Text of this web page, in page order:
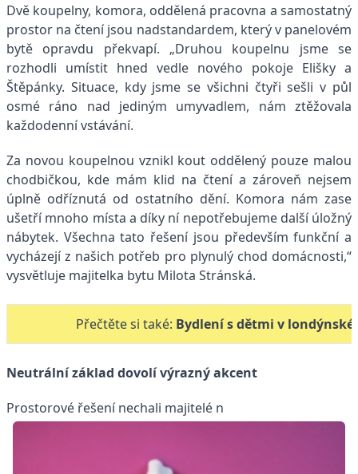
Dvě koupelny, komora, oddělená pracovna a samostatný
prostor na čtení jsou nadstandardem, který v panelovém
bytě opravdu překvapí. „Druhou koupelnu jsme se
rozhodli umístit hned vedle nového pokoje Elišky a
Štěpánky. Situace, kdy jsme se všichni čtyři sešli v půl
osmé ráno nad jediným umyvadlem, nám ztěžovala
každodenní vstávání.
Za novou koupelnou vznikl kout oddělený pouze malou
chodbičkou, kde mám klid na čtení a zároveň nejsem
úplně odříznutá od ostatního dění. Komora nám zase
ušetří mnoho místa a díky ní nepotřebujeme další úložný
nábytek. Všechna tato řešení jsou především funkční a
vycházejí z našich potřeb pro plynulý chod domácnosti,“
vysvětluje majitelka bytu Milota Stránská.
Přečtěte si také: Bydlení s dětmi v
Neutrální základ dovolí výrazný akcent
Prostorové řešení nechali majitelé n